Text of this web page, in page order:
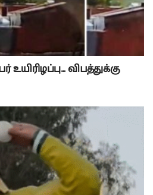
உயிரிழப்பு… விபத்துக்கு